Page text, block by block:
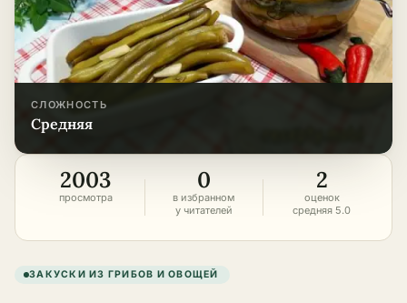
СЛОЖНОСТЬ
средняя
2003
просмотра
0
в избранном
у читателей
2
оценок
средняя 5.0
ЗАКУСКИ ИЗ ГРИБОВ И ОВОЩЕЙ